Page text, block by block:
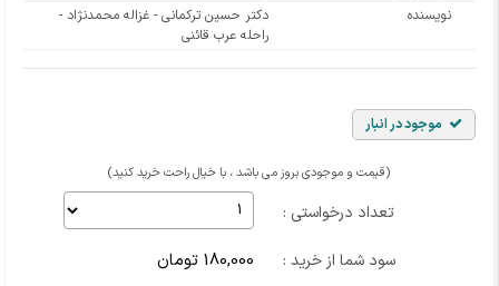
نویسنده
دکتر حسین ترکمانی - غزاله محمدنژاد -
راحله عرب قائنی
موجود در انبار
(قیمت و موجودی بروز می باشد ، با خیال راحت خرید کنید)
تعداد درخواستی :
سود شما از خرید : 180,000 تومان